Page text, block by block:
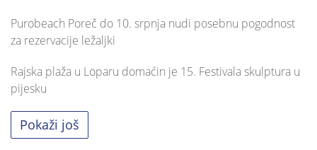
Purobeach Poreč do 10. srpnja nudi posebnu pogodnost
za rezervacije ležaljki
Rajska plaža u Loparu domaćin je 15. Festivala skulptura u
pijesku
Pokaži još